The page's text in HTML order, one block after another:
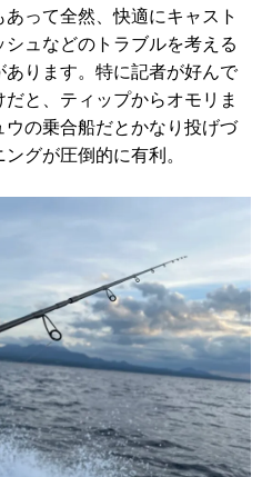
って全然、快適にキャスト
ュなどのトラブルを考える
ります。特に記者が好んで
と、ティップからオモリま
の乗合船だとかなり投げづ
グが圧倒的に有利。